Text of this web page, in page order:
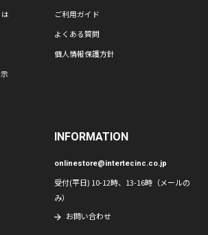
ご利用ガイド
よくある質問
個人情報保護方針
INFORMATION
onlinestore@intertecinc.co.jp
受付(平日) 10-12時、13-16時（メールの
み）
お問い合わせ